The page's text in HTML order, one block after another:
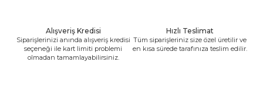
Alışveriş Kredisi
Siparişlerinizi anında alışveriş kredisi
seçeneği ile kart limiti problemi
olmadan tamamlayabilirsiniz.
Hızlı Teslimat
Tüm siparişleriniz size özel üretilir ve
en kısa sürede tarafınıza teslim edilir.